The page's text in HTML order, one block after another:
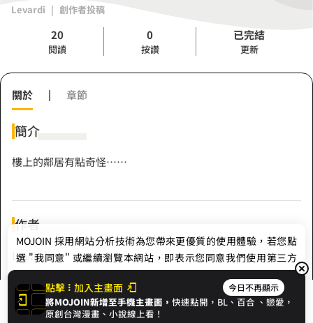
Levardi | 創作者投稿
20
閱讀
0
按讚
已完結
更新
開始閱讀
關於 | 章節
簡介
樓上的鄰居有點奇怪⋯⋯
作者
Levardi
Hashtag
點擊 加入主畫面 今日不再顯示
將MOJOIN新增至手機主畫面，快速點開，BL、百合 、戀愛，
原創台灣漫畫、小說線上看！
MOJOIN 採用網站分析技術為您帶來更優質的使用體驗，若您點
選 "我同意" 或繼續瀏覽本網站，即表示您同意我們使用第三方
Cookie，欲瞭解更多資訊請見隱私權政策。
我同意